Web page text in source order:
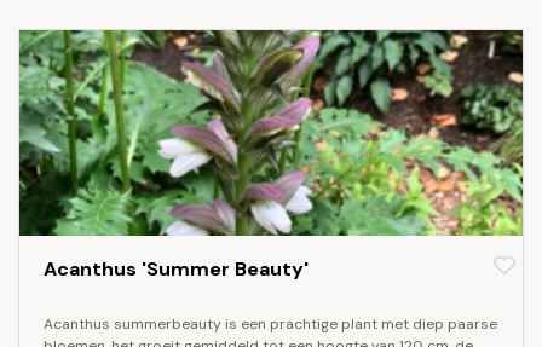
Acanthus 'Summer Beauty'
acanthus summerbeauty is een prachtige plant met diep paarse